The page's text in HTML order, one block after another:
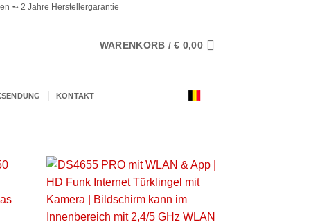
➵ 2 Jahre Herstellergarantie
WARENKORB /€ 0,00
KONTAKT